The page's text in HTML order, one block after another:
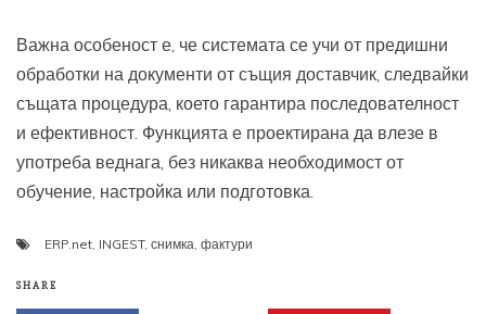
Важна особеност е, че системата се учи от предишни
обработки на документи от същия доставчик, следвайки
същата процедура, което гарантира последователност
и ефективност. Функцията е проектирана да влезе в
употреба веднага, без никаква необходимост от
обучение, настройка или подготовка.
ERP.net INGEST, снимка фактури
SHARE